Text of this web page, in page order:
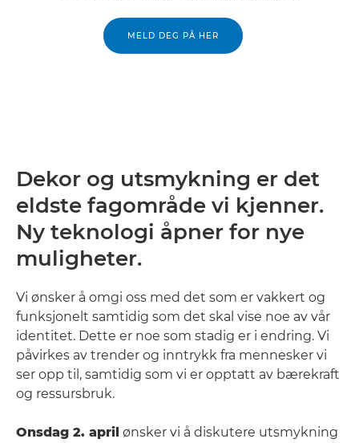
MELD DEG PÅ HER
Dekor og utsmykning er det
eldste fagområde vi kjenner.
Ny teknologi åpner for nye
muligheter.
Vi ønsker å omgi oss med det som er vakkert og
funksjonelt samtidig som det skal vise noe av vår
identitet. Dette er noe som stadig er i endring. Vi
påvirkes av trender og inntrykk fra mennesker vi
ser opp til, samtidig som vi er opptatt av bærekraft
og ressursbruk.
Onsdag 2. april ønsker vi å diskutere utsmykning